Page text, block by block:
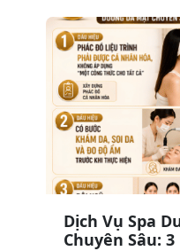
Dịch Vụ Spa
Chuyên Sâu: